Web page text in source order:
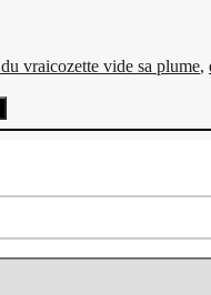
du vraicozette vide sa plume,